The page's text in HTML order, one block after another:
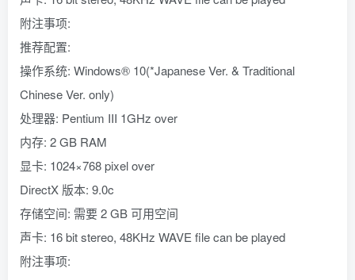
附注事项:
推荐配置:
操作系统: Windows® 10(*Japanese Ver. & Traditional
Chinese Ver. only)
处理器: Pentium III 1GHz over
内存: 2 GB RAM
显卡: 1024×768 pixel over
DirectX 版本: 9.0c
存储空间: 需要 2 GB 可用空间
声卡: 16 bit stereo, 48KHz WAVE file can be played
附注事项: